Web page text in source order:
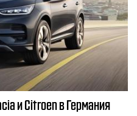
и Citroеn в Германия